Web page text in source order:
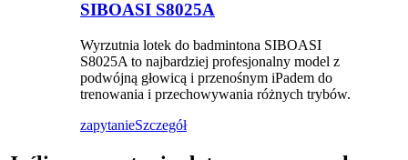
SIBOASI S8025A
Wyrzutnia lotek do badmintona SIBOASI
S8025A to najbardziej profesjonalny model z
podwójną głowicą i przenośnym iPadem do
trenowania i przechowywania różnych trybów.
zapytanieSzczegół